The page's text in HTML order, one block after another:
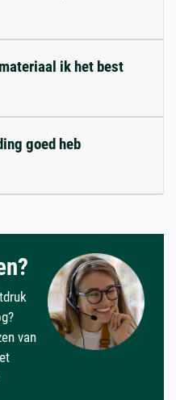
ik het best
goed heb
van